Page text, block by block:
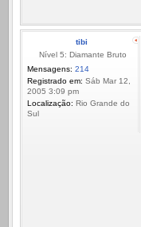
tibi
Nível 5: Diamante Bruto
Mensagens: 214
Registrado em: Sáb Mar 12,
2005 3:09 pm
Localização: Rio Grande do
Sul